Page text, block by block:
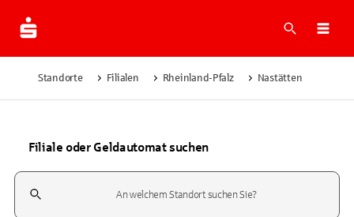
Suche
Standorte Filialen Rheinland-Pfalz Nastätten
Filiale oder Geldautomat suchen
Suchfeld